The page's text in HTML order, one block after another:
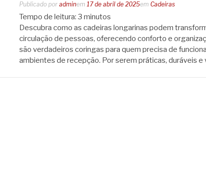
Publicado por adminem 17 de abril de 2025em Cadeiras
Tempo de leitura: 3 minutos
Descubra como as cadeiras longarinas podem
circulação de pessoas, oferecendo conforto e
são verdadeiros coringas para quem precisa de
ambientes de recepção. Por serem práticas, duráveis